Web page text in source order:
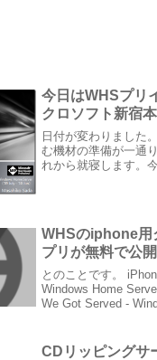
今日はWHSプリ
クロソフト新宿
日付が変わりました
む機材の準備が一通
れから就寝します。
WHSのiphone用
プリが無料で公
とのことです。
Windows Home
We Got Served -
CDリッピングサ